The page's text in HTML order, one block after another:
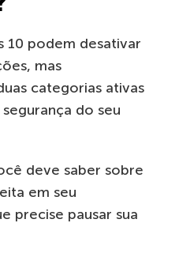
10 podem desativar
mas
categorias ativas
do seu
deve saber sobre
em seu
precise pausar sua